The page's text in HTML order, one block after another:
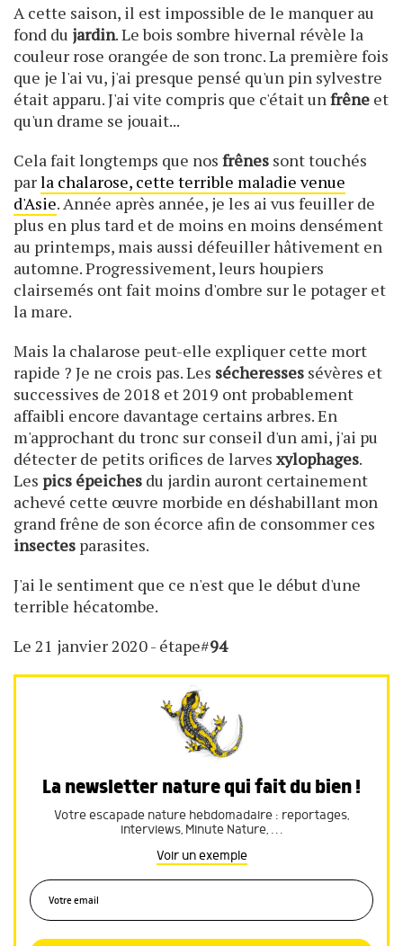
A cette saison, il est impossible de le manquer au
fond du jardin. Le bois sombre hivernal révèle la
couleur rose orangée de son tronc. La première fois
que je l'ai vu, j'ai presque pensé qu'un pin sylvestre
était apparu. J'ai vite compris que c'était un frêne et
qu'un drame se jouait...
Cela fait longtemps que nos frênes sont touchés
parla chalarose, cette terrible maladie venue
d'Asie. Année après année, je les ai vus feuiller de
plus en plus tard et de moins en moins densément
au printemps, mais aussi défeuiller hâtivement en
automne. Progressivement, leurs houpiers
clairsemés ont fait moins d'ombre sur le potager et
la mare.
Mais la chalarose peut-elle expliquer cette mort
rapide ? Je ne crois pas. Les sécheresses sévères et
successives de 2018 et 2019 ont probablement
affaibli encore davantage certains arbres. En
m'approchant du tronc sur conseil d'un ami, j'ai pu
détecter de petits orifices de larves xylophages.
Les pics épeiches du jardin auront certainement
achevé cette œuvre morbide en déshabillant mon
grand frêne de son écorce afin de consommer ces
insectes parasites.
J'ai le sentiment que ce n'est que le début d'une
terrible hécatombe.
Le 21 janvier 2020 - étape#94
La newsletter nature qui fait du bien !
Votre escapade nature hebdomadaire : reportages,
interviews, Minute Nature, …
Voir un exemple